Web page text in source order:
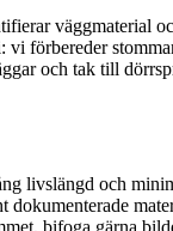
väggmaterial
förbereder
och tak till
livslängd och
bifoga gärna